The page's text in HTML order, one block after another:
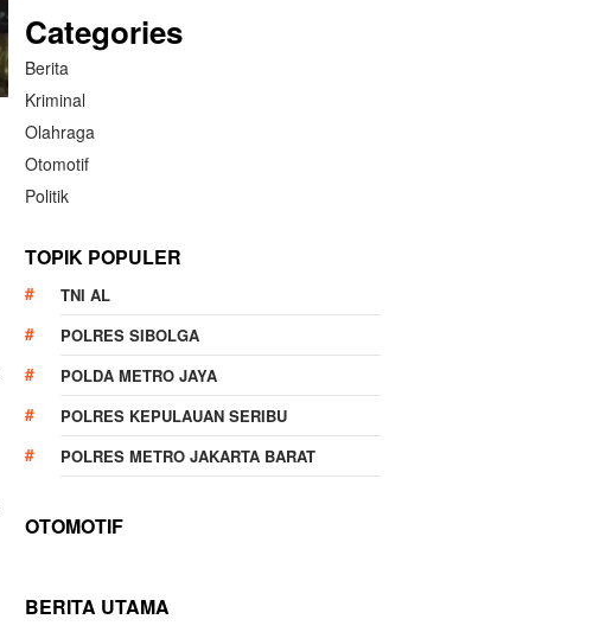
Categories
Berita
Kriminal
Olahraga
Otomotif
Politik
TOPIK POPULER
TNI AL
POLRES SIBOLGA
POLDA METRO JAYA
POLRES KEPULAUAN SERIBU
POLRES METRO JAKARTA BARAT
OTOMOTIF
BERITA UTAMA